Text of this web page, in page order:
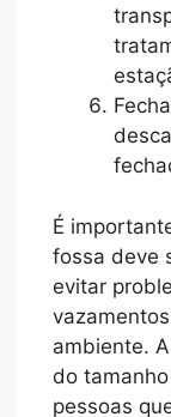
É
fossa deve
evitar
ambiente.
do
pessoas